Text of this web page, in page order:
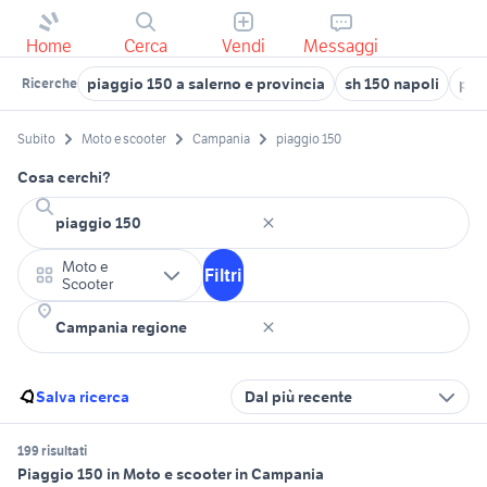
Home Cerca Vendi Messaggi
Ricerche piaggio 150 a salerno e provincia sh 150 napoli
Subito Moto e scooter Campania piaggio 150
Cosa cerchi?
Moto e
Scooter
Filtri
Salva ricerca Dal più recente
199 risultati
Piaggio 150 in Moto e scooter in Campania